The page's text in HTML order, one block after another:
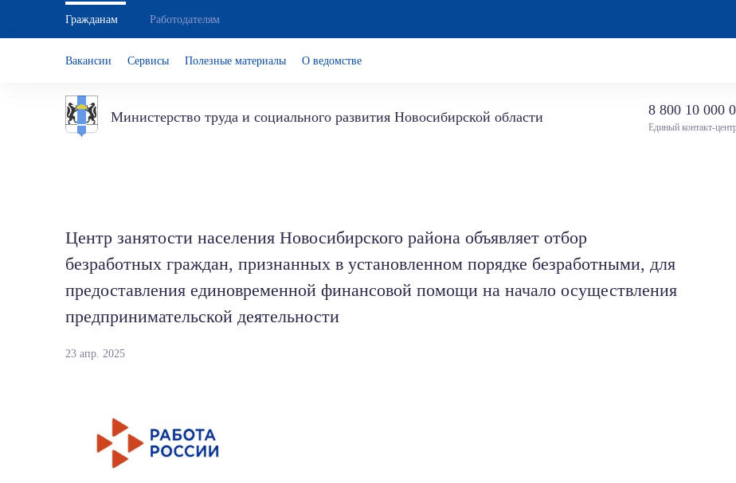
Гражданам Работодателям
Вакансии Сервисы Полезные материалы О ведомстве
Министерство труда и социального развития Новосибирской области 8 800 10 000
Единый контакт-
Центр занятости населения Новосибирского района объявляет отбор
безработных граждан, признанных в установленном порядке безработными, для
предоставления единовременной финансовой помощи на начало осуществления
предпринимательской деятельности
23 апр. 2025